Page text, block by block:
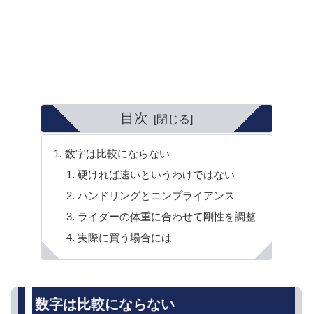
目次
数字は比較にならない
硬ければ速いというわけではない
ハンドリングとコンプライアンス
ライダーの体重に合わせて剛性を調整
実際に買う場合には
数字は比較にならない